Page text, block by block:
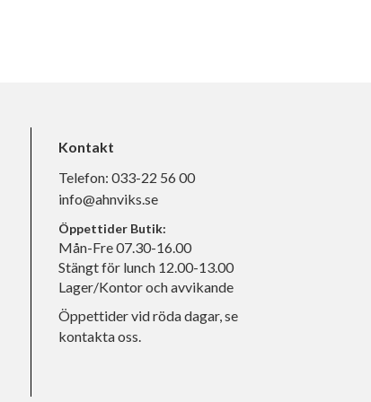
Kontakt
Telefon: 033-22 56 00
info@ahnviks.se
Öppettider Butik:
Mån-Fre 07.30-16.00
Stängt för lunch 12.00-13.00
Lager/Kontor och avvikande
Öppettider vid röda dagar, se
kontakta oss.